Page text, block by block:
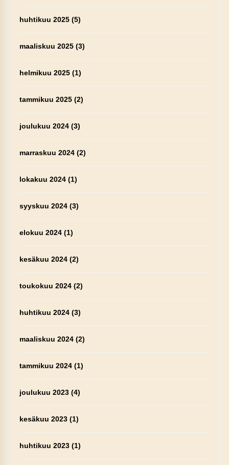
huhtikuu 2025(5)
maaliskuu 2025(3)
helmikuu 2025(1)
tammikuu 2025(2)
joulukuu 2024(3)
marraskuu 2024(2)
lokakuu 2024(1)
syyskuu 2024(3)
elokuu 2024(1)
kesäkuu 2024(2)
toukokuu 2024(2)
huhtikuu 2024(3)
maaliskuu 2024(2)
tammikuu 2024(1)
joulukuu 2023(4)
kesäkuu 2023(1)
huhtikuu 2023(1)